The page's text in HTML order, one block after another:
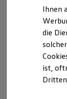
we
Besitzer und
und
Altenberger
Bei der
Bergisches
51467
Ihnen
die
ist,